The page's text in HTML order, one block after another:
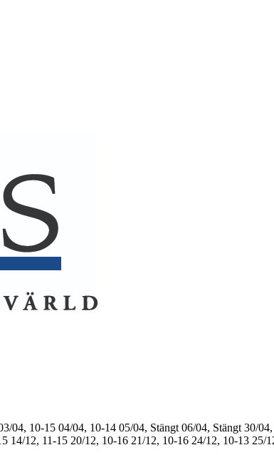
04, 10-15 04/04, 10-14 05/04, Stängt 06/04, Stängt 30/
14/12, 11-15 20/12, 10-16 21/12, 10-16 24/12, 10-13 25/